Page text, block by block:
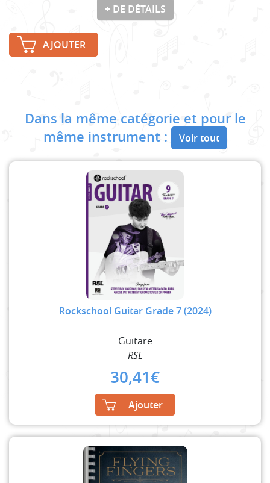
+ DE DÉTAILS
AJOUTER
Dans la même catégorie et pour le
même instrument :
Voir tout
Rockschool Guitar Grade 7 (2024)
Guitare
RSL
30,41€
Ajouter